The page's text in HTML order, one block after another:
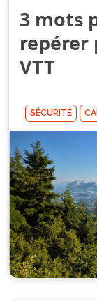
3 mots
repérer
VTT
SÉCURITÉ